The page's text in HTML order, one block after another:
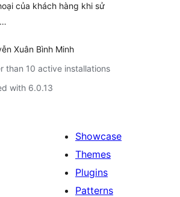
của khách hàng khi sử
Xuân Bình Minh
than 10 active installations
with 6.0.13
Showcase
Themes
Plugins
Patterns